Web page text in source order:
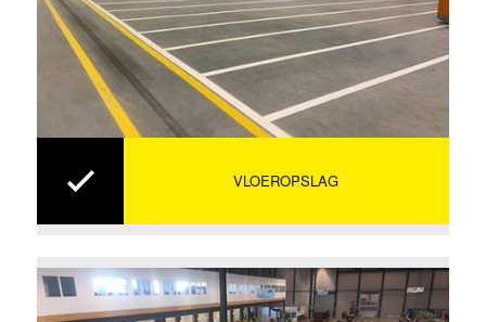
VLOEROPSLAG